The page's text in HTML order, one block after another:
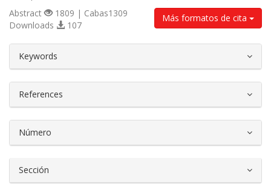
Más formatos de cita
Abstract
1809 | Cabas1309
Downloads
107
Keywords
References
Número
Sección